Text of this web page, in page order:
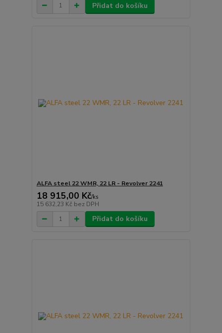
Přidat do košíku
ALFA steel 22 WMR, 22 LR - Revolver 2241
18 915,00 Kč/ks
15 632,23 Kč bez DPH
Přidat do košíku